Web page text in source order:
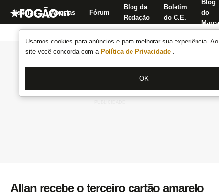
Usamos cookies para anúncios e para melhorar sua experiência.
site você concorda com a Política de Privacidade .
OK
Notícias Apostas Fórum
Blog da
Redação
Boletim
do C.E.
Blog
do
Allan recebe o terceiro cartão amarelo